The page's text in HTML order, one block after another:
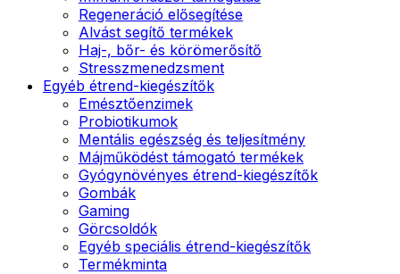
Regeneráció elősegítése
Alvást segítő termékek
Haj-, bőr- és körömerősítő
Stresszmenedzsment
Egyéb étrend-kiegészítők
Emésztőenzimek
Probiotikumok
Mentális egészség és teljesítmény
Májműködést támogató termékek
Gyógynövényes étrend-kiegészítők
Gombák
Gaming
Görcsoldók
Egyéb speciális étrend-kiegészítők
Termékminta